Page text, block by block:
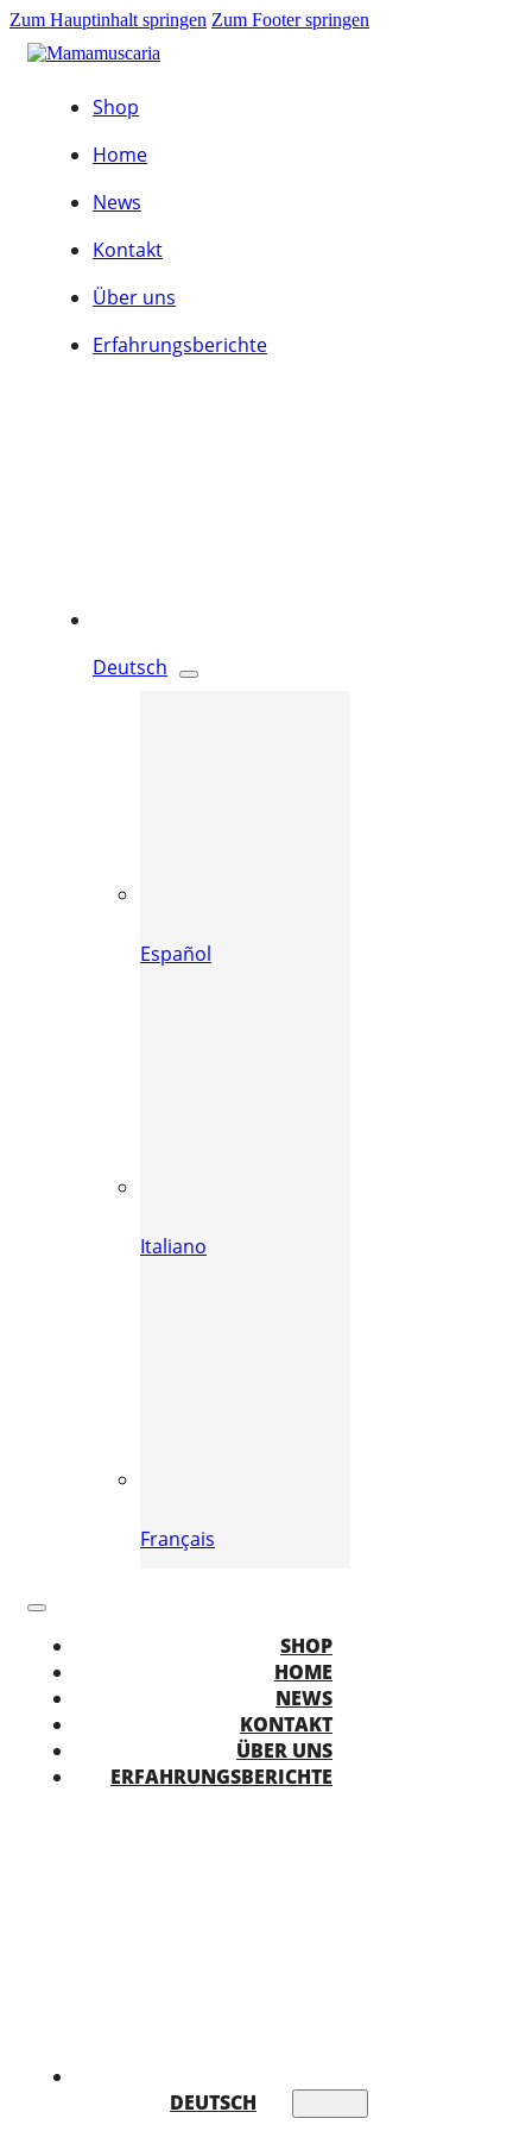
Zum Hauptinhalt springen Zum Footer springen
Shop
Home
News
Kontakt
Über uns
Erfahrungsberichte
Deutsch
Español
Italiano
Français
SHOP
HOME
NEWS
KONTAKT
ÜBER UNS
ERFAHRUNGSBERICHTE
DEUTSCH